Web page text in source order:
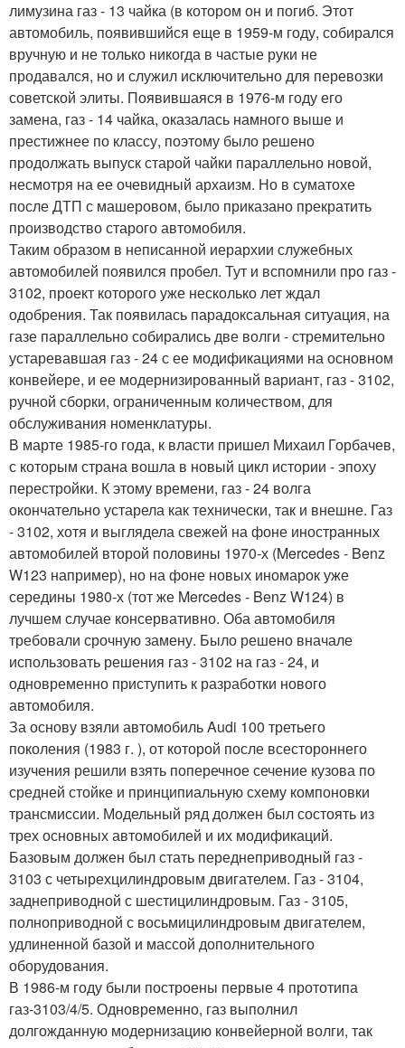
лимузина газ - 13 чайка (в котором он и погиб. Этот
автомобиль, появившийся еще в 1959-м году, собирался
вручную и не только никогда в частые руки не
продавался, но и служил исключительно для перевозки
советской элиты. Появившаяся в 1976-м году его
замена, газ - 14 чайка, оказалась намного выше и
престижнее по классу, поэтому было решено
продолжать выпуск старой чайки параллельно новой,
несмотря на ее очевидный архаизм. Но в суматохе
после ДТП с машеровом, было приказано прекратить
производство старого автомобиля.
Таким образом в неписанной иерархии служебных
автомобилей появился пробел. Тут и вспомнили про газ -
3102, проект которого уже несколько лет ждал
одобрения. Так появилась парадоксальная ситуация, на
газе параллельно собирались две волги - стремительно
устаревавшая газ - 24 с ее модификациями на основном
конвейере, и ее модернизированный вариант, газ - 3102,
ручной сборки, ограниченным количеством, для
обслуживания номенклатуры.
В марте 1985-го года, к власти пришел Михаил Горбачев,
с которым страна вошла в новый цикл истории - эпоху
перестройки. К этому времени, газ - 24 волга
окончательно устарела как технически, так и внешне. Газ
- 3102, хотя и выглядела свежей на фоне иностранных
автомобилей второй половины 1970-х (Mercedes - Benz
W123 например), но на фоне новых иномарок уже
середины 1980-х (тот же Mercedes - Benz W124) в
лучшем случае консервативно. Оба автомобиля
требовали срочную замену. Было решено вначале
использовать решения газ - 3102 на газ - 24, и
одновременно приступить к разработки нового
автомобиля.
За основу взяли автомобиль Audi 100 третьего
поколения (1983 г. ), от которой после всестороннего
изучения решили взять поперечное сечение кузова по
средней стойке и принципиальную схему компоновки
трансмиссии. Модельный ряд должен был состоять из
трех основных автомобилей и их модификаций.
Базовым должен был стать переднеприводный газ -
3103 с четырехцилиндровым двигателем. Газ - 3104,
заднеприводной с шестицилиндровым. Газ - 3105,
полноприводной с восьмицилиндровым двигателем,
удлиненной базой и массой дополнительного
оборудования.
В 1986-м году были построены первые 4 прототипа
газ-3103/4/5. Одновременно, газ выполнил
долгожданную модернизацию конвейерной волги, так